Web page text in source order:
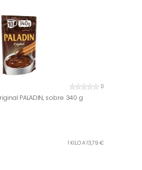
0
PALADIN, sobre 340 g
1 KILO A 13,79 €